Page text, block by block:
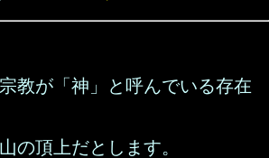
教が「神」と呼んでいる存在
の頂上だとします。